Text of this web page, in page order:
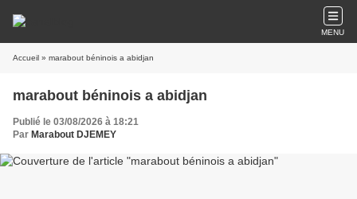
MENU
Accueil » marabout béninois a abidjan
marabout béninois a abidjan
Publié le 03/08/2026 à 18:21
Par Marabout DJEMEY